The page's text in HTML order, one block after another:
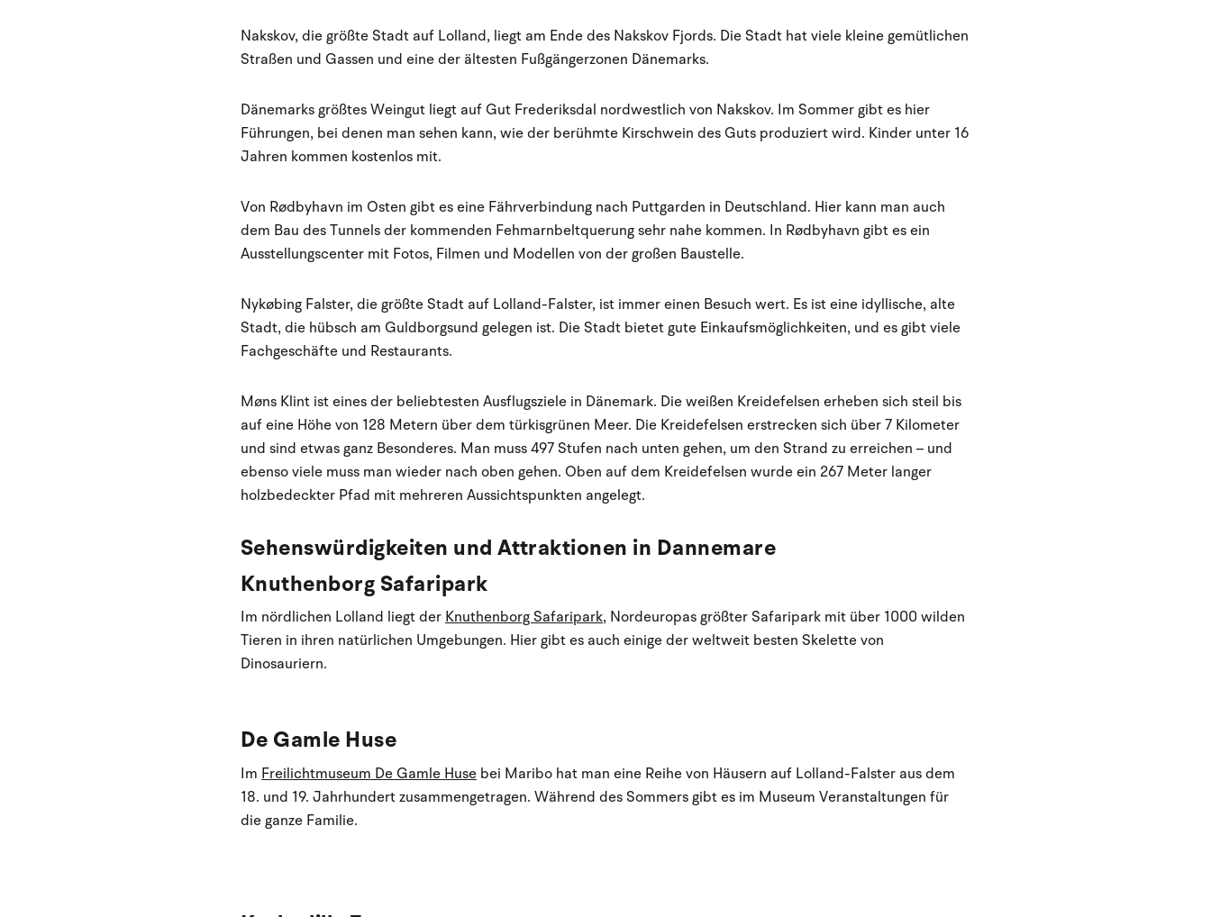
Nakskov, die größte Stadt auf Lolland, liegt am Ende des Nakskov Fjords. Die Stadt hat viele kleine gemütlichen
Straßen und Gassen und eine der ältesten Fußgängerzonen Dänemarks.
Dänemarks größtes Weingut liegt auf Gut Frederiksdal nordwestlich von Nakskov. Im Sommer gibt es hier
Führungen, bei denen man sehen kann, wie der berühmte Kirschwein des Guts produziert wird. Kinder unter 16
Jahren kommen kostenlos mit.
Von Rødbyhavn im Osten gibt es eine Fährverbindung nach Puttgarden in Deutschland. Hier kann man auch
dem Bau des Tunnels der kommenden Fehmarnbeltquerung sehr nahe kommen. In Rødbyhavn gibt es ein
Ausstellungscenter mit Fotos, Filmen und Modellen von der großen Baustelle.
Nykøbing Falster, die größte Stadt auf Lolland-Falster, ist immer einen Besuch wert. Es ist eine idyllische, alte
Stadt, die hübsch am Guldborgsund gelegen ist. Die Stadt bietet gute Einkaufsmöglichkeiten, und es gibt viele
Fachgeschäfte und Restaurants.
Møns Klint ist eines der beliebtesten Ausflugsziele in Dänemark. Die weißen Kreidefelsen erheben sich steil bis
auf eine Höhe von 128 Metern über dem türkisgrünen Meer. Die Kreidefelsen erstrecken sich über 7 Kilometer
und sind etwas ganz Besonderes. Man muss 497 Stufen nach unten gehen, um den Strand zu erreichen – und
ebenso viele muss man wieder nach oben gehen. Oben auf dem Kreidefelsen wurde ein 267 Meter langer
holzbedeckter Pfad mit mehreren Aussichtspunkten angelegt.
Sehenswürdigkeiten und Attraktionen in Dannemare
Knuthenborg Safaripark
Im nördlichen Lolland liegt derKnuthenborg Safaripark, Nordeuropas größter Safaripark mit über 1000 wilden
Tieren in ihren natürlichen Umgebungen. Hier gibt es auch einige der weltweit besten Skelette von
Dinosauriern.
De Gamle Huse
Im Freilichtmuseum De Gamle Huse bei Maribo hat man eine Reihe von Häusern auf Lolland-Falster aus dem
18. und 19. Jahrhundert zusammengetragen. Während des Sommers gibt es im Museum Veranstaltungen für
die ganze Familie.